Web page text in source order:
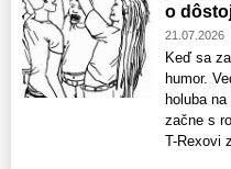
o
21.07.2026
Keď sa
humor.
holuba
začne s
T-Rexovi